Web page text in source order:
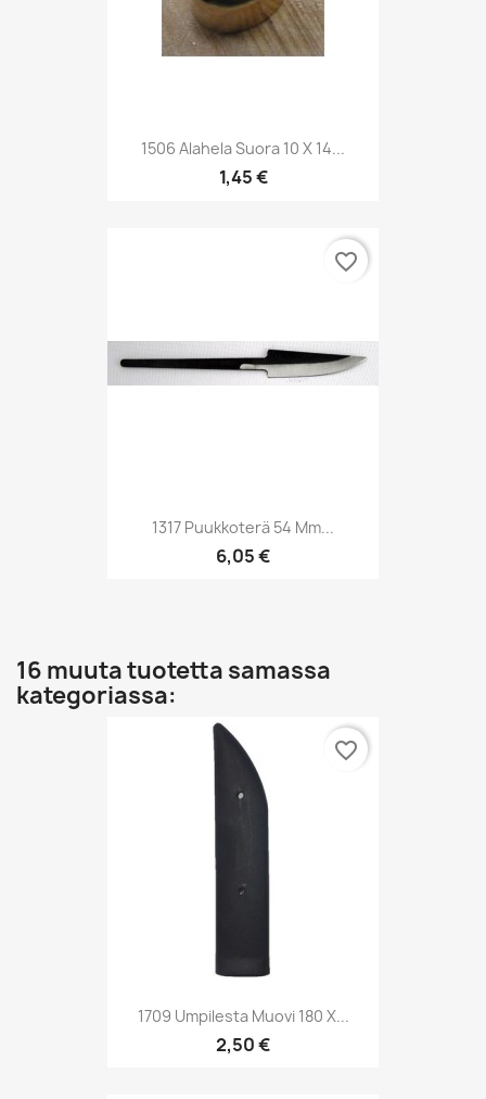
1506 Alahela Suora 10 X 14...
1,45 €
1317 Puukkoterä 54 Mm...
6,05 €
favorite_border
16 muuta tuotetta samassa
kategoriassa:
1709 Umpilesta Muovi 180 X...
2,50 €
favorite_border